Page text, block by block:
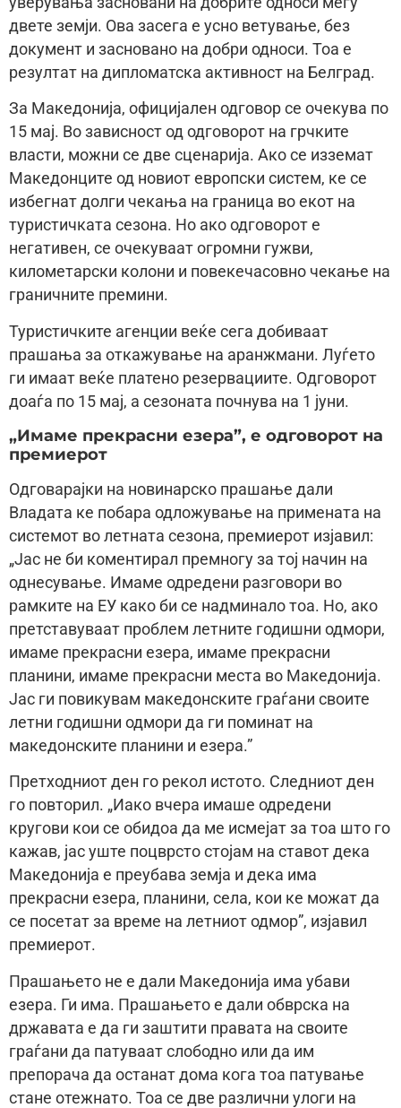
двете земjи. Ова засега е усно ветување, без
документ и засновано на добри односи. Тоа е
резултат на дипломатска активност на Белград.
За Македониjа, официjален одговор се очекува по
15 маj. Во зависност од одговорот на грчките
власти, можни се две сценариjа. Ако се изземат
Македонците од новиот европски систем, ке се
избегнат долги чекања на граница во екот на
туристичката сезона. Но ако одговорот е
негативен, се очекуваат огромни гужви,
километарски колони и повекечасовно чекање на
граничните премини.
Туристичките агенции веќe сега добиваат
прашања за откажување на аранжмани. Луѓето
ги имаат веќе платено резервациите. Одговорот
доаѓа по 15 маj, а сезоната почнува на 1 jуни.
„Имаме прекрасни езера”, е одговорот на
премиерот
Одговараjки на новинарско прашање дали
Владата ке побара одложување на примената на
системот во летната сезона, премиерот изjавил:
„Jас не би коментирал премногу за тоj начин на
однесување. Имаме одредени разговори во
рамките на ЕУ како би се надминало тоа. Но, ако
претставуваат проблем летните годишни одмори,
имаме прекрасни езера, имаме прекрасни
планини, имаме прекрасни места во Македониjа.
Jас ги повикувам македонските граѓани своите
летни годишни одмори да ги поминат на
македонските планини и езера.”
Претходниот ден го рекол истото. Следниот ден
го повторил. „Иако вчера имаше одредени
кругови кои се обидоа да ме исмejат за тоа што го
кажав, jас уште поцврсто стоjам на ставот дека
Македониjа е преубава земjа и дека има
прекрасни езера, планини, села, кои ке можат да
се посетат за време на летниот одмор”, изjавил
премиерот.
Прашањето не е дали Македониjа има убави
езера. Ги има. Прашањето е дали обврска на
државата е да ги заштити правата на своите
граѓани да патуваат слободно или да им
препорача да останат дома кога тоа патување
стане отежнато. Тоа се две различни улоги на